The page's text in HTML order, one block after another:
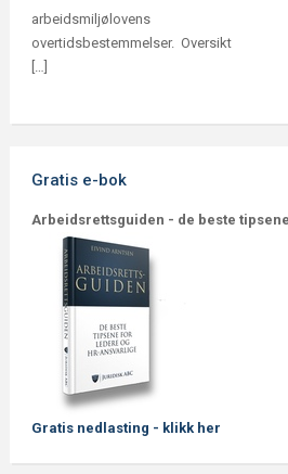
arbeidsmiljølovens
overtidsbestemmelser. Oversikt
[…]
Gratis e-bok
Arbeidsrettsguiden - de beste
Gratis nedlasting - klikk her